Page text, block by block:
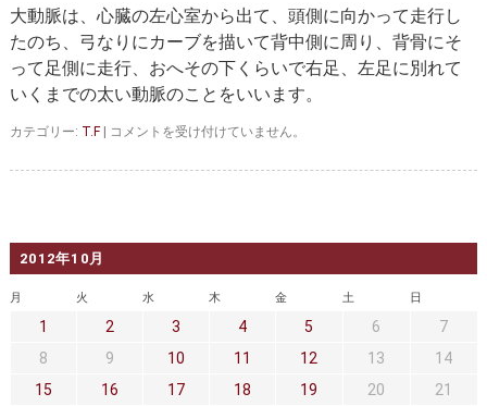
胸部大動脈瘤 胸腹部大動脈瘤
腹部大動脈瘤 大動脈解離
診察をご希望の方へ
大動脈瘤を指摘されたら？ 診療の流れ
遠方から来院される方は？ 外来予約について
セカンドオピニオン 治療費について
大動脈は、心臓の左心室から出て、頭側に向かって走行し
たのち、弓なりにカーブを描いて背中側に周り、背骨にそ
って足側に走行、おへその下くらいで右足、左足に別れて
いくまでの太い動脈のことをいいます。
カテゴリー: T.F
大
脈
は
は
コメントを受け付けていません。
2012年10月
月 火 水 木 金 土 日
1 2 3 4 5 6
7
8
9 10 11 12 13
14
15
16 17 18 19 20
21